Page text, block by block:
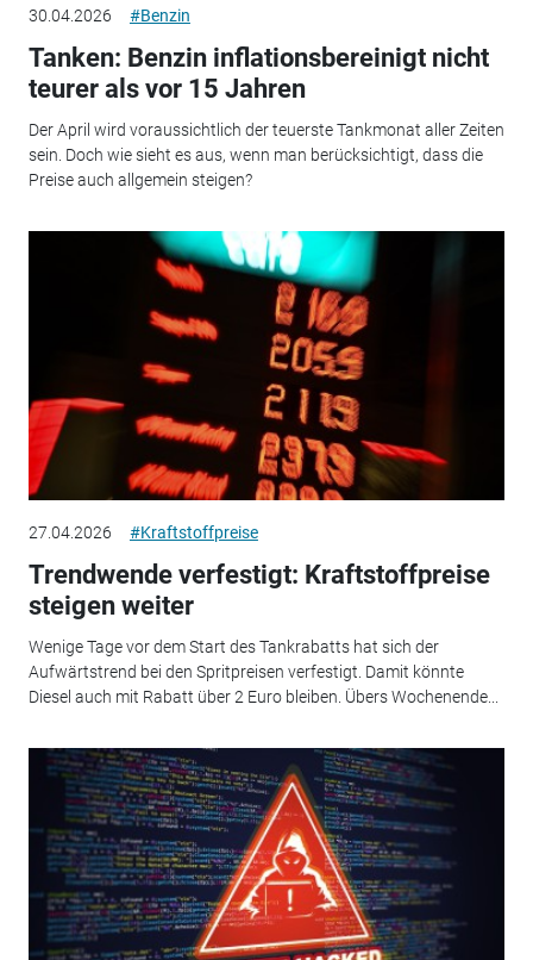
30.04.2026 #Benzin
Tanken: Benzin inflationsbereinigt nicht
teurer als vor 15 Jahren
Der April wird voraussichtlich der teuerste Tankmonat aller Zeiten
sein. Doch wie sieht es aus, wenn man berücksichtigt, dass die
Preise auch allgemein steigen?
27.04.2026 #Kraftstoffpreise
Trendwende verfestigt: Kraftstoffpreise
steigen weiter
Wenige Tage vor dem Start des Tankrabatts hat sich der
Aufwärtstrend bei den Spritpreisen verfestigt. Damit könnte
Diesel auch mit Rabatt über 2 Euro bleiben. Übers Wochenende...